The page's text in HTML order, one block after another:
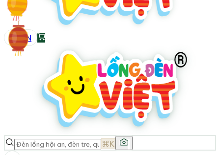
VI/EN
⌘K